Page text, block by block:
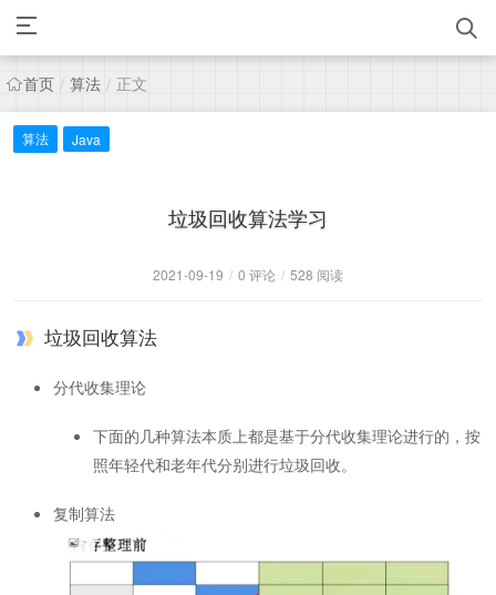
首页 / 算法 / 正文
算法 Java
垃圾回收算法学习
2021-09-19 / 0 评论 / 528 阅读
垃圾回收算法
分代收集理论
下面的几种算法本质上都是基于分代收集理论进行的，按
照年轻代和老年代分别进行垃圾回收。
复制算法